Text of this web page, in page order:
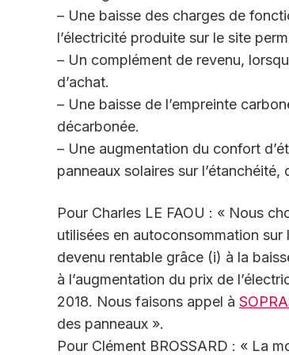
– Une baisse des charges de
l’électricité produite sur le site
– Un complément de revenu,
d’achat.
– Une baisse de l’empreinte
décarbonée.
– Une augmentation du confort
panneaux solaires sur
Pour Charles LE FAOU : « Nous
utilisées en autoconsommation
devenu rentable grâce (i) à la
à l’augmentation du prix de
2018. Nous faisons appel à
des panneaux ».
Pour Clément BROSSARD : « La